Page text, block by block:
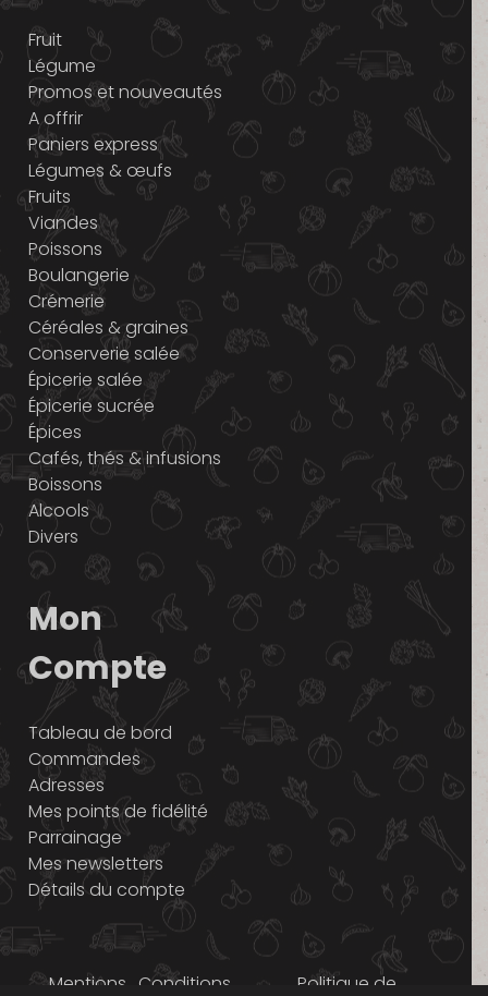
Fruit
Légume
Promos et nouveautés
A offrir
Paniers express
Légumes & œufs
Fruits
Viandes
Poissons
Boulangerie
Crémerie
Céréales & graines
Conserverie salée
Épicerie salée
Épicerie sucrée
Épices
Cafés, thés & infusions
Boissons
Alcools
Divers
Mon
Compte
Tableau de bord
Commandes
Adresses
Mes points de fidélité
Parrainage
Mes newsletters
Détails du compte
Mentions Conditions Politique de